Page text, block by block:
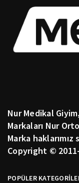
Nur Medikal
Markaları Nur
Marka haklarımız
Copyright ©
POPÜLER